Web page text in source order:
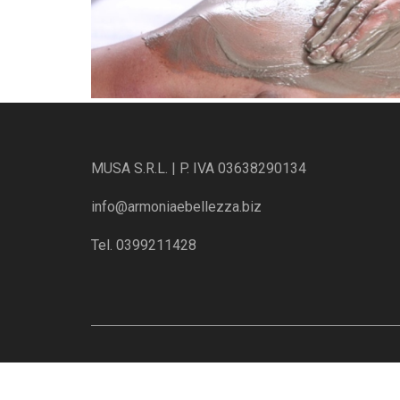
MUSA S.R.L. | P. IVA 03638290134
info@armoniaebellezza.biz
Tel. 0399211428